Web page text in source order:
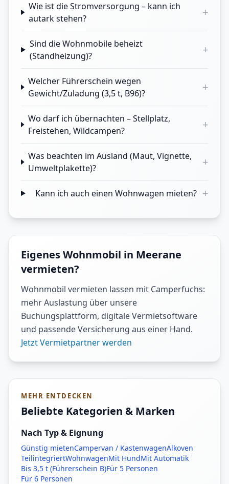
Wie ist die Stromversorgung – kann ich
autark stehen?
+
Sind die Wohnmobile beheizt
(Standheizung)?
+
Welcher Führerschein wegen
Gewicht/Zuladung (3,5 t, B96)?
+
Wo darf ich übernachten – Stellplatz,
Freistehen, Wildcampen?
+
Was beachten im Ausland (Maut, Vignette,
Umweltplakette)?
+
Kann ich auch einen Wohnwagen mieten? +
Eigenes Wohnmobil in Meerane
vermieten?
Wohnmobil vermieten lassen mit Camperfuchs:
mehr Auslastung über unsere
Buchungsplattform, digitale Vermietsoftware
und passende Versicherung aus einer Hand.
Jetzt Vermietpartner werden
MEHR ENTDECKEN
Beliebte Kategorien & Marken
Nach Typ & Eignung
Günstig mietenCampervan / KastenwagenAlkoven
TeilintegriertWohnwagenMit HundMit Automatik
Bis 3,5 t (Führerschein B)Für 5 Personen
Für 6 Personen